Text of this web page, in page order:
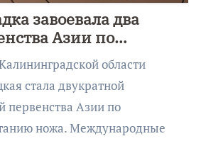
завоевала два
Азии по
области
стала двукратной
первенства Азии по
ножа. Международные